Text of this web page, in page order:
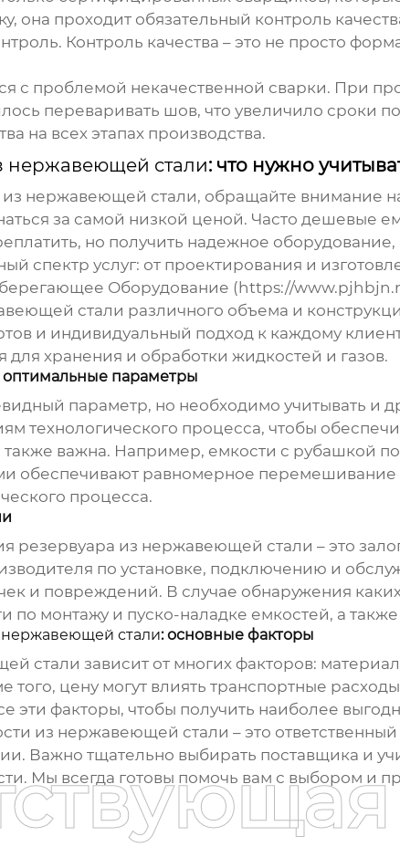
она проходит обязательный контроль
Контроль качества – это не просто
с проблемой некачественной сварки. При
переваривать шов, что увеличило сроки
на всех этапах производства.
нержавеющей стали: что нужно
из нержавеющей стали, обращайте внимание
за самой низкой ценой. Часто дешевые
но получить надежное
спектр услуг: от проектирования и
Оборудование (https://
стали различного объема и
и индивидуальный подход к каждому
хранения и обработки жидкостей и газов.
оптимальные параметры
параметр, но необходимо учитывать и
технологического процесса, чтобы
важна. Например, емкости с рубашкой
обеспечивают равномерное перемешивание
процесса.
резервуара из нержавеющей стали – это
по установке, подключению и
и повреждений. В случае обнаружения
по монтажу и пуско-наладке емкостей, а
стали: основные факторы
стали зависит от многих факторов:
того, цену могут влиять транспортные
эти факторы, чтобы получить наиболее
из нержавеющей стали – это
Важно тщательно выбирать поставщика и
Мы всегда готовы помочь вам с выбором и